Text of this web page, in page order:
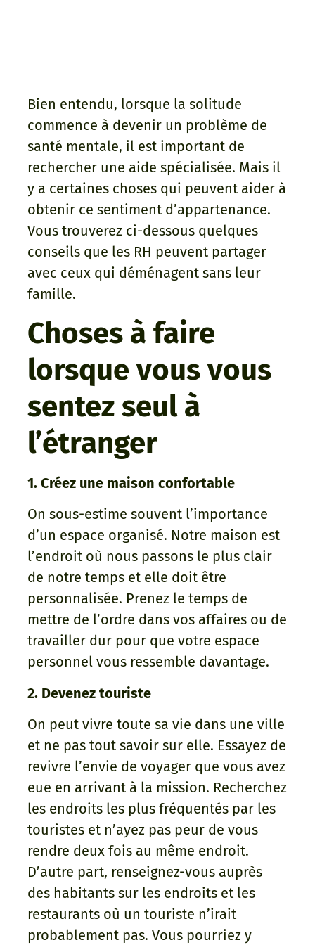
Bien entendu, lorsque la solitude
commence à devenir un problème de
santé mentale, il est important de
rechercher une aide spécialisée. Mais il
y a certaines choses qui peuvent aider à
obtenir ce sentiment d’appartenance.
Vous trouverez ci-dessous quelques
conseils que les RH peuvent partager
avec ceux qui déménagent sans leur
famille.
Choses à faire
lorsque vous vous
sentez seul à
l’étranger
1. Créez une maison confortable
On sous-estime souvent l’importance
d’un espace organisé. Notre maison est
l’endroit où nous passons le plus clair
de notre temps et elle doit être
personnalisée. Prenez le temps de
mettre de l’ordre dans vos affaires ou de
travailler dur pour que votre espace
personnel vous ressemble davantage.
2. Devenez touriste
On peut vivre toute sa vie dans une ville
et ne pas tout savoir sur elle. Essayez de
revivre l’envie de voyager que vous avez
eue en arrivant à la mission. Recherchez
les endroits les plus fréquentés par les
touristes et n’ayez pas peur de vous
rendre deux fois au même endroit.
D’autre part, renseignez-vous auprès
des habitants sur les endroits et les
restaurants où un touriste n’irait
probablement pas. Vous pourriez y